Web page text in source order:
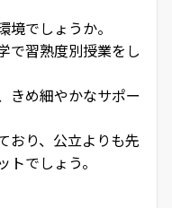
でしょうか。
で習熟度別授業をし
きめ細やかなサポー
おり、公立よりも先
でしょう。